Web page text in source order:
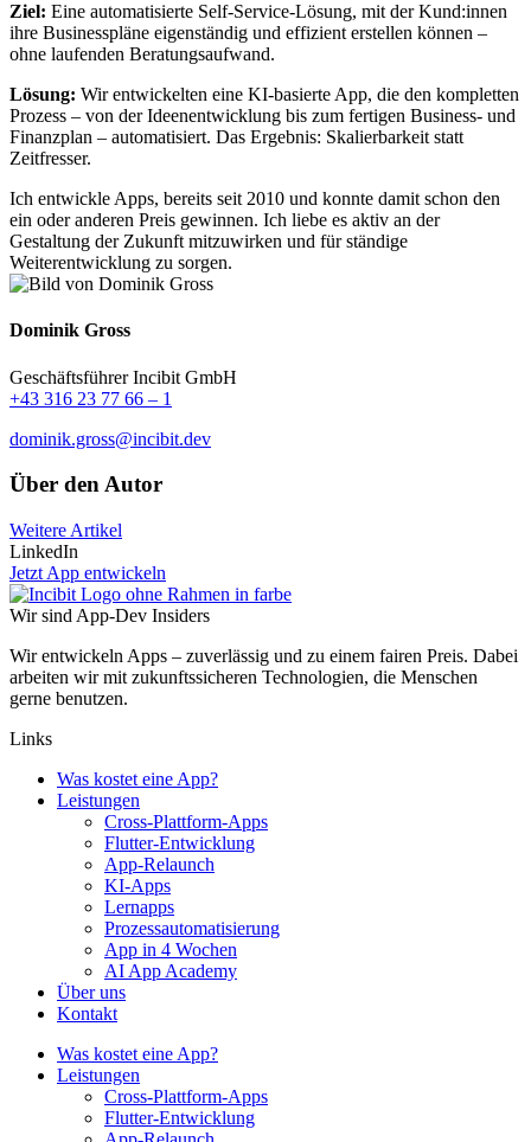
Ziel: Eine automatisierte Self-Service-Lösung, mit der Kund:innen
ihre Businesspläne eigenständig und effizient erstellen können –
ohne laufenden Beratungsaufwand.
Lösung: Wir entwickelten eine KI-basierte App, die den kompletten
Prozess – von der Ideenentwicklung bis zum fertigen Business- und
Finanzplan – automatisiert. Das Ergebnis: Skalierbarkeit statt
Zeitfresser.
Ich entwickle Apps, bereits seit 2010 und konnte damit schon den
ein oder anderen Preis gewinnen. Ich liebe es aktiv an der
Gestaltung der Zukunft mitzuwirken und für ständige
Weiterentwicklung zu sorgen.
Dominik Gross
Geschäftsführer Incibit GmbH
+43 316 23 77 66 – 1
dominik.gross@incibit.dev
Über den Autor
Weitere Artikel
LinkedIn
Jetzt App entwickeln
Wir sind App-Dev Insiders
Wir entwickeln Apps – zuverlässig und zu einem fairen Preis. Dabei
arbeiten wir mit zukunftssicheren Technologien, die Menschen
gerne benutzen.
Links
Was kostet eine App?
Leistungen
Cross-Plattform-Apps
Flutter-Entwicklung
App-Relaunch
KI-Apps
Lernapps
Prozessautomatisierung
App in 4 Wochen
AI App Academy
Über uns
Kontakt
Was kostet eine App?
Leistungen
Cross-Plattform-Apps
Flutter-Entwicklung